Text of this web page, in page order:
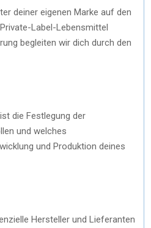
deiner eigenen Marke auf den
Label-Lebensmittel
begleiten wir dich durch den
die Festlegung der
und welches
und Produktion deines
Hersteller und Lieferanten